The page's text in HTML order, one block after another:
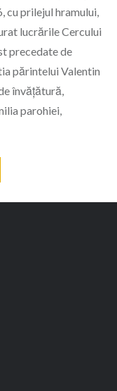
cu prilejul hramului,
lucrările Cercului
precedate de
părintelui Valentin
învățătură,
parohiei,